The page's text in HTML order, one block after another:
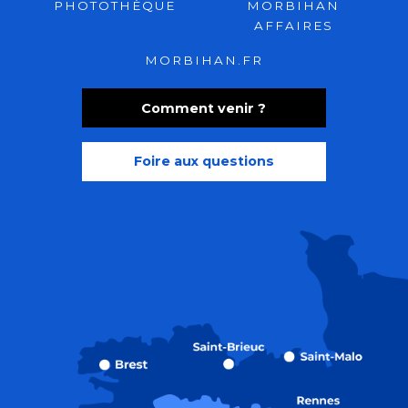
Comment venir ?
Foire aux questions
PHOTOTHÈQUE
MORBIHAN
AFFAIRES
MORBIHAN.FR